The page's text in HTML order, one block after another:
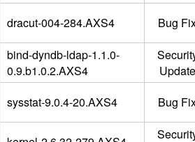
dracut-004-284.AXS4
Bug
bind-dyndb-ldap-1.1.0-
0.9.b1.0.2.AXS4
Update
sysstat-9.0.4-20.AXS4
Bug